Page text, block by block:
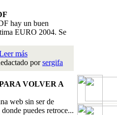
hay un buen
EURO 2004. Se
más
porsergifa
VOLVER A
web sin ser de
puedes retroce...